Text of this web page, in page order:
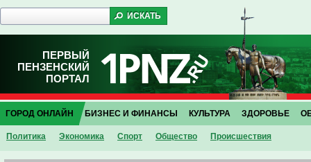
ПЕРВЫЙ
ПЕНЗЕНСКИЙ
ПОРТАЛ
ГОРОД ОНЛАЙН
Политика Экономика Спорт Общество Проиcшествия
БИЗНЕС И ФИНАНСЫ КУЛЬТУРА ЗДОРОВЬЕ